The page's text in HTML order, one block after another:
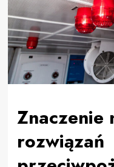
Znaczenie
rozwiązań